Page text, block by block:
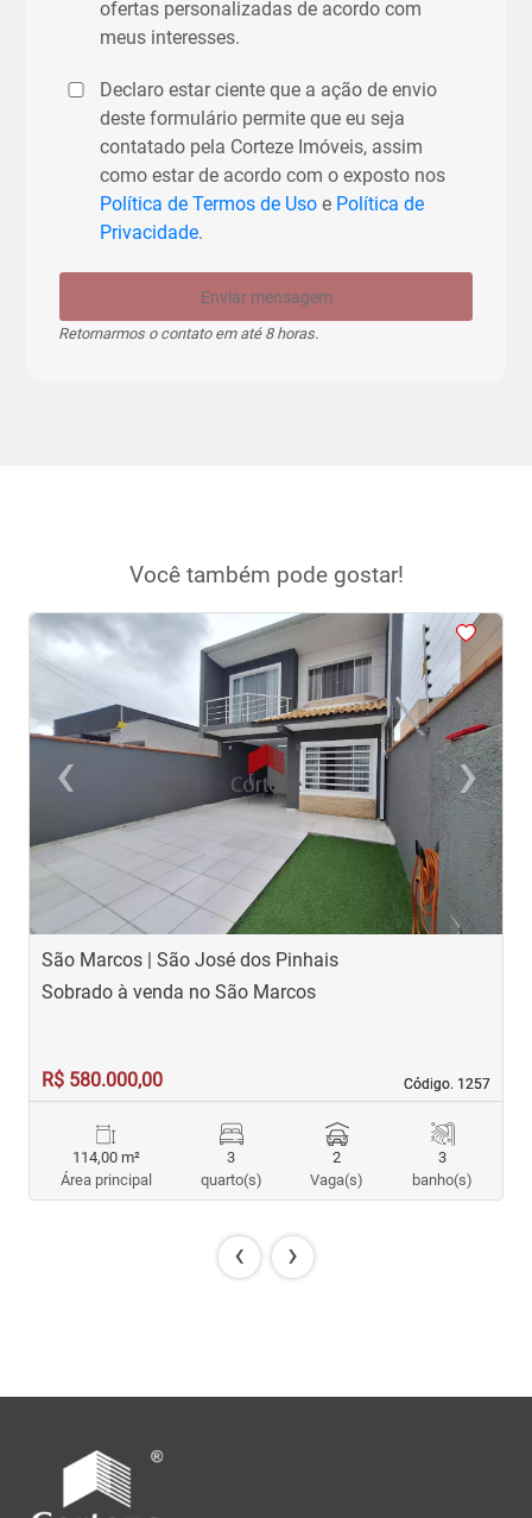
ofertas personalizadas de acordo com
meus interesses.
Declaro estar ciente que a ação de envio
deste formulário permite que eu seja
contatado pela Corteze Imóveis, assim
como estar de acordo com o exposto nos
Política de Termos de Uso e Política de
Privacidade.
Enviar mensagem
Retornarmos o contato em até 8 horas.
Você também pode gostar!
<<<<
‹Previous ›Next
São Marcos | São José dos Pinhais
Código. 1257
Código. 1257
Sobrado à venda no São Marcos
R$ 580.000,00
114,00 m²
Área principal
3
quarto(s)
2
Vaga(s)
3
banho(s)
‹ ›